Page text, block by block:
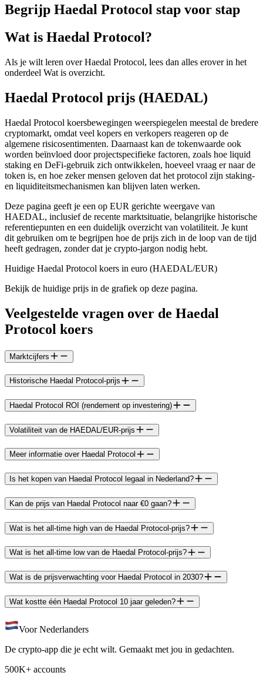
Begrijp Haedal Protocol stap voor stap
Wat is Haedal Protocol?
Als je wilt leren over Haedal Protocol, lees dan alles erover in het
onderdeel Wat is overzicht.
Haedal Protocol prijs (HAEDAL)
Haedal Protocol koersbewegingen weerspiegelen meestal de bredere
cryptomarkt, omdat veel kopers en verkopers reageren op de
algemene risicosentimenten. Daarnaast kan de tokenwaarde ook
worden beïnvloed door projectspecifieke factoren, zoals hoe liquid
staking en DeFi-gebruik zich ontwikkelen, hoeveel vraag er naar de
token is, en hoe zeker mensen geloven dat het protocol zijn staking-
en liquiditeitsmechanismen kan blijven laten werken.
Deze pagina geeft je een op EUR gerichte weergave van
HAEDAL, inclusief de recente marktsituatie, belangrijke historische
referentiepunten en een duidelijk overzicht van volatiliteit. Je kunt
dit gebruiken om te begrijpen hoe de prijs zich in de loop van de tijd
heeft gedragen, zonder dat je crypto-jargon nodig hebt.
Huidige Haedal Protocol koers in euro (HAEDAL/EUR)
Bekijk de huidige prijs in de grafiek op deze pagina.
Veelgestelde vragen over de Haedal
Protocol koers
Marktcijfers
Historische Haedal Protocol-prijs
Haedal Protocol ROI (rendement op investering)
Volatiliteit van de HAEDAL/EUR-prijs
Meer informatie over Haedal Protocol
Is het kopen van Haedal Protocol legaal in Nederland?
Kan de prijs van Haedal Protocol naar €0 gaan?
Wat is het all-time high van de Haedal Protocol-prijs?
Wat is het all-time low van de Haedal Protocol-prijs?
Wat is de prijsverwachting voor Haedal Protocol in 2030?
Wat kostte één Haedal Protocol 10 jaar geleden?
Voor Nederlanders
De crypto-app die je echt wilt. Gemaakt met jou in gedachten.
500K+ accounts